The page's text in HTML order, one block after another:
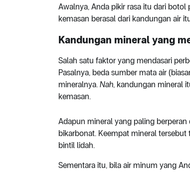
Awalnya, Anda pikir rasa itu dari botol
kemasan berasal dari kandungan air
Kandungan mineral yang
Salah satu faktor yang mendasari
Pasalnya, beda sumber mata air
mineralnya. Nah, kandungan mineral
kemasan.
Adapun mineral yang paling
bikarbonat. Keempat mineral
bintil lidah.
Sementara itu, bila air minum yang